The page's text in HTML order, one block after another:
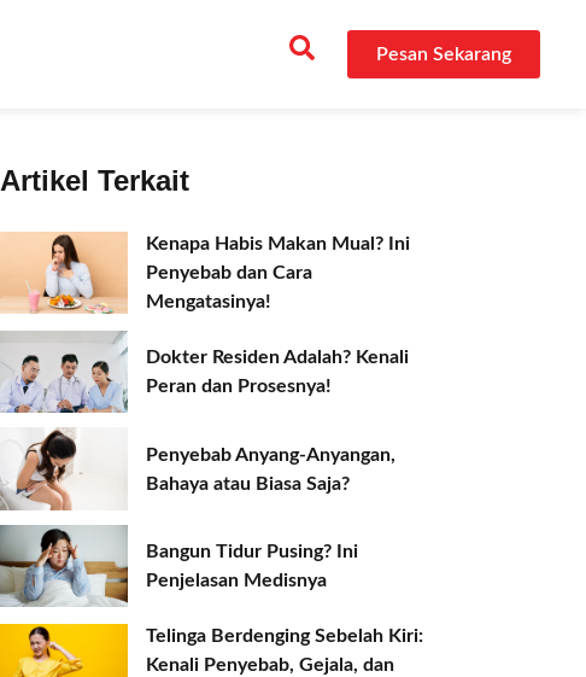
Pesan Sekarang
Artikel Terkait
Kenapa Habis Makan Mual? Ini
Penyebab dan Cara
Mengatasinya!
Dokter Residen Adalah? Kenali
Peran dan Prosesnya!
Penyebab Anyang-Anyangan,
Bahaya atau Biasa Saja?
Bangun Tidur Pusing? Ini
Penjelasan Medisnya
Telinga Berdenging Sebelah Kiri:
Kenali Penyebab, Gejala, dan